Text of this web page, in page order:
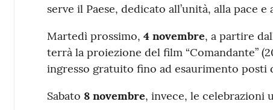
serve il Paese, dedicato all’unità, alla pace
Martedì prossimo, 4 novembre, a partire
terrà la proiezione del film “Comandante”
ingresso gratuito fino ad esaurimento posti
Sabato 8 novembre, invece, le celebrazioni